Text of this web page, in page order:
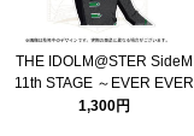
THE IDOLM@STER SideM
11th STAGE ～EVER EVER
＠FTER～ 公式クリアビッ
1,300円